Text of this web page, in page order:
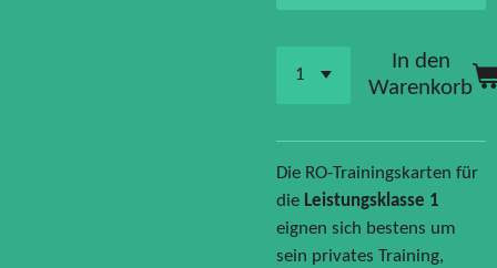
In den
Warenkorb
Die RO-Trainingskarten für
die Leistungsklasse 1
eignen sich bestens um
sein privates Training,